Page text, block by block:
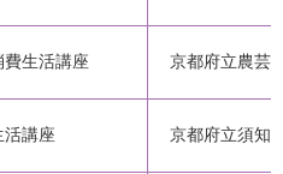
生活講座 京都府立農芸
活講座 京都府立須知